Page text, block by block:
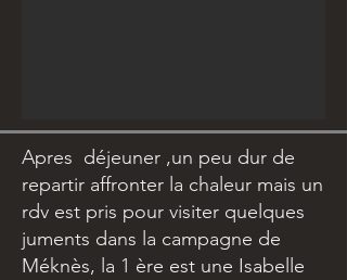
Apres déjeuner ,un peu dur de
repartir affronter la chaleur mais un
rdv est pris pour visiter quelques
juments dans la campagne de
Méknès, la 1 ère est une Isabelle